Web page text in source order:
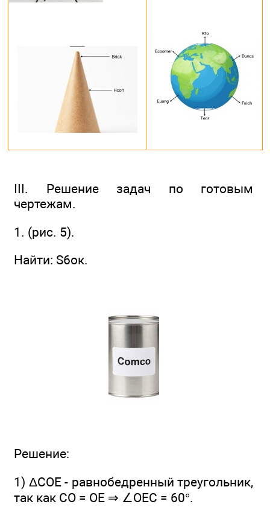
III. Решение задач по готовым
чертежам.
1. (рис. 5).
Найти: S6ок.
Решение:
1) ΔСОЕ - равнобедренный треугольник,
так как СО = ОЕ ⇒ ∠OEC = 60°.